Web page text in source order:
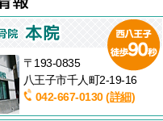
〒193-0835
八王子市千人町2-19-16
042-667-0130 (詳細)